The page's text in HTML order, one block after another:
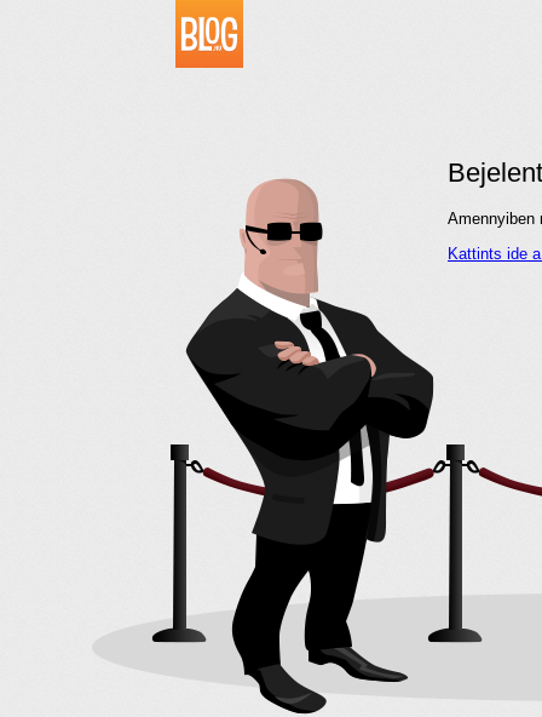
Amennyiben
Kattints ide